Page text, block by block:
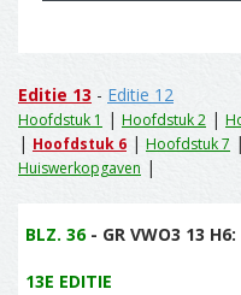
Editie 13 - Editie 12
Hoofdstuk 1 | Hoofdstuk 2 |
| Hoofdstuk 6 | Hoofdstuk 7 |
Huiswerkopgaven |
BLZ. 36- GR VWO3 13 H6:
13E EDITIE